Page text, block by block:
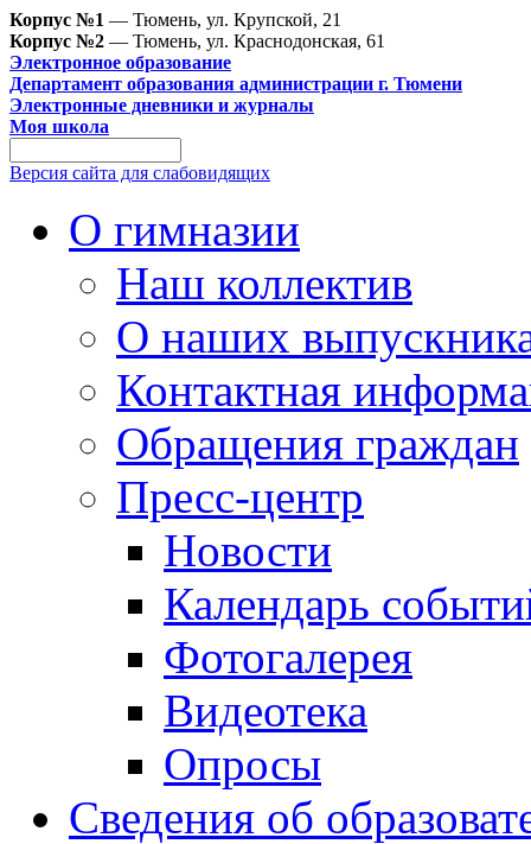
Корпус №1 — Тюмень, ул. Крупской, 21
Корпус №2 — Тюмень, ул. Краснодонская, 61
Электронное образование
Департамент образования администрации г. Тюмени
Электронные дневники и журналы
Моя школа
Версия сайта для слабовидящих
О гимназии
Наш коллектив
О наших
Контактная
Обращения граждан
Пресс-центр
Новости
Календарь
Фотогалерея
Видеотека
Опросы
Сведения об